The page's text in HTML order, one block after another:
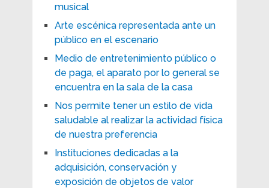
musical
Arte escénica representada ante un
público en el escenario
Medio de entretenimiento público o
de paga, el aparato por lo general se
encuentra en la sala de la casa
Nos permite tener un estilo de vida
saludable al realizar la actividad física
de nuestra preferencia
Instituciones dedicadas a la
adquisición, conservación y
exposición de objetos de valor